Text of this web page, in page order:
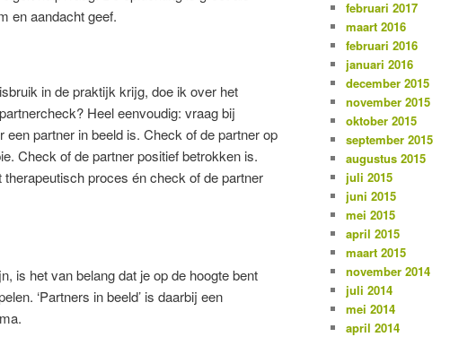
en aandacht geef.
in de praktijk krijg, doe ik over het
Heel eenvoudig: vraag bij
partner in beeld is. Check of de partner op
Check of de partner positief betrokken is.
proces én check of de partner
is het van belang dat je op de hoogte bent
‘Partners in beeld’ is daarbij een
februari 2017
maart 2016
februari 2016
januari 2016
december 2015
november 2015
oktober 2015
september 2015
augustus 2015
juli 2015
juni 2015
mei 2015
april 2015
maart 2015
november 2014
juli 2014
mei 2014
april 2014